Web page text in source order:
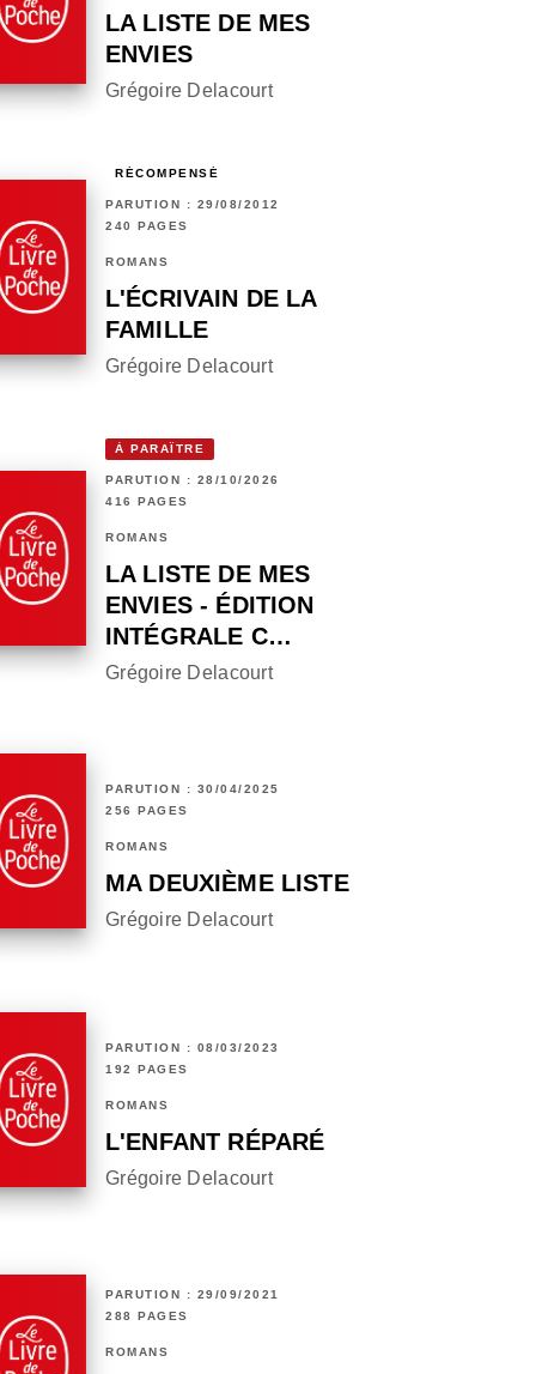
LA LISTE DE MES
ENVIES
Grégoire Delacourt
RÉCOMPENSÉ
PARUTION : 29/08/2012
240 PAGES
ROMANS
L'ÉCRIVAIN DE LA
FAMILLE
Grégoire Delacourt
À PARAÎTRE
PARUTION : 28/10/2026
416 PAGES
ROMANS
LA LISTE DE MES
ENVIES - ÉDITION
INTÉGRALE C…
Grégoire Delacourt
PARUTION : 30/04/2025
256 PAGES
ROMANS
MA DEUXIÈME LISTE
Grégoire Delacourt
PARUTION : 08/03/2023
192 PAGES
ROMANS
L'ENFANT RÉPARÉ
Grégoire Delacourt
PARUTION : 29/09/2021
288 PAGES
ROMANS